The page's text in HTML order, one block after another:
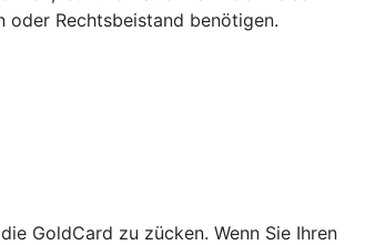
oder Rechtsbeistand benötigen.
GoldCard zu zücken. Wenn Sie Ihren